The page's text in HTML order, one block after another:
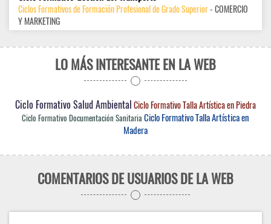
Ciclos Formativos de Formación Profesional de Grado Superior- COMERCIO
Y MARKETING
LO MÁS INTERESANTE EN LA WEB
Ciclo Formativo Salud AmbientalCiclo Formativo Talla Artística en Piedra
Ciclo Formativo Documentación Sanitaria Ciclo Formativo Talla Artística en
Madera
COMENTARIOS DE USUARIOS DE LA WEB